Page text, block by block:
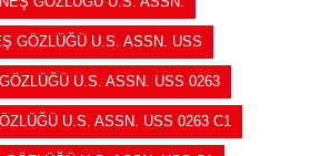
GÖZLÜĞÜ U.S. ASSN. USS
U.S. ASSN. USS 0263
U.S. ASSN. USS 0263 C1